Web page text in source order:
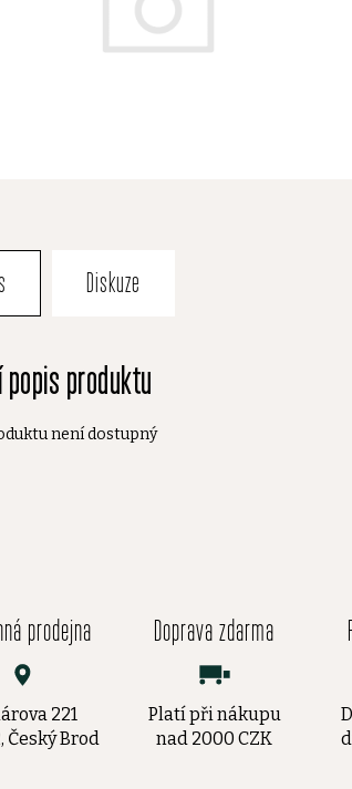
Diskuze
popis produktu
není dostupný
prodejna
221
Český Brod
Doprava zdarma
Platí při nákupu
nad 2000 CZK